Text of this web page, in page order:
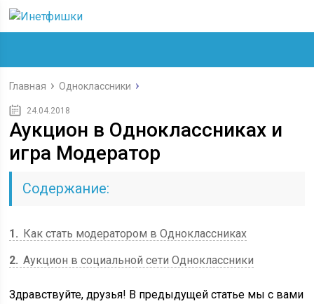
Главная Одноклассники
24.04.2018
Аукцион в Одноклассниках и
игра Модератор
Содержание:
1
Как стать модератором в Одноклассниках
2 Аукцион в социальной сети Одноклассники
Здравствуйте, друзья! В предыдущей статье мы с вами